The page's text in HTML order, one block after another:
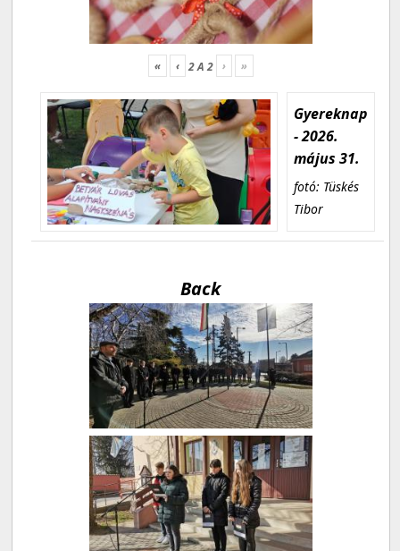
« ‹ 2A2 › »
Gyereknap
- 2026.
május 31.
fotó: Tüskés
Tibor
Back